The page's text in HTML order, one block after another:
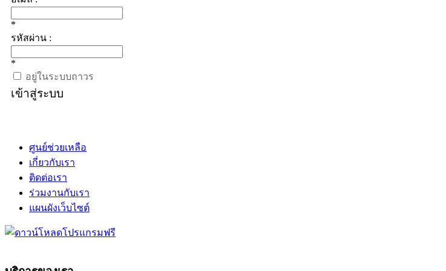
*
รหัสผ่าน :
*
อยู่ในระบบถาวร
เข้าสู่ระบบ
ศูนย์ช่วยเหลือ
เกี่ยวกับเรา
ติดต่อเรา
ร่วมงานกับเรา
แผนผังเว็บไซต์